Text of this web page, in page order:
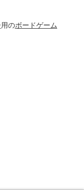
用のボードゲーム